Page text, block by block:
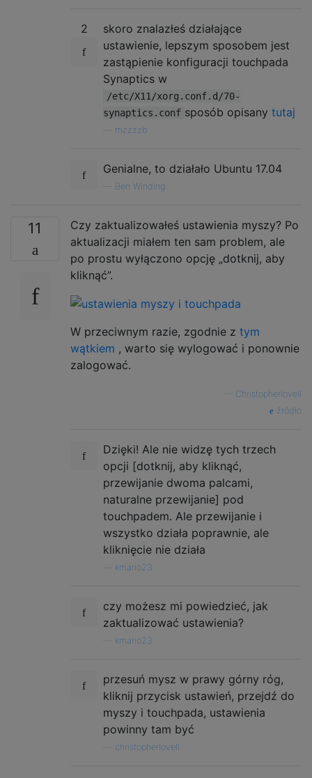
2
skoro znalazłeś działające
ustawienie, lepszym sposobem jest
zastąpienie konfiguracji touchpada
Synaptics w
/etc/X11/xorg.conf.d/70-
synaptics.conf sposób opisany tutaj
mzzzzb
Genialne, to działało Ubuntu 17.04
Ben Winding
11
Czy zaktualizowałeś ustawienia myszy? Po
aktualizacji miałem ten sam problem, ale
po prostu wyłączono opcję „dotknij, aby
kliknąć”.
W przeciwnym razie, zgodnie z tym
wątkiem , warto się wylogować i ponownie
zalogować.
Christopherlovell
źródło
Dzięki! Ale nie widzę tych trzech
opcji [dotknij, aby kliknąć,
przewijanie dwoma palcami,
naturalne przewijanie] pod
touchpadem. Ale przewijanie i
wszystko działa poprawnie, ale
kliknięcie nie działa
kmario23
czy możesz mi powiedzieć, jak
zaktualizować ustawienia?
kmario23
przesuń mysz w prawy górny róg,
kliknij przycisk ustawień, przejdź do
myszy i touchpada, ustawienia
powinny tam być
christopherlovell